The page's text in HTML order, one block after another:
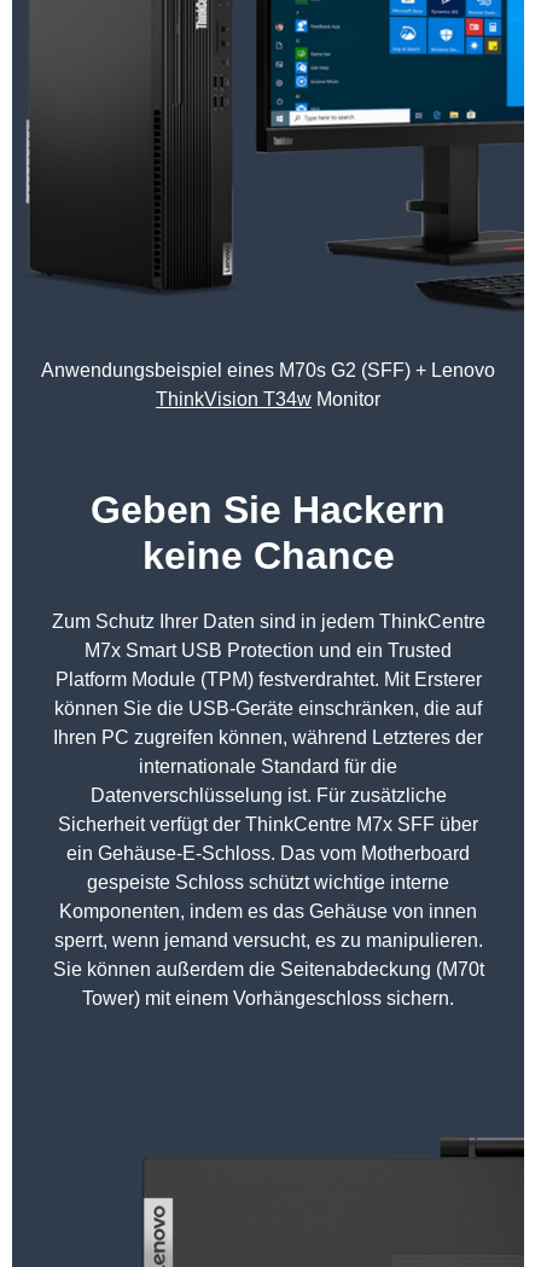
Anwendungsbeispiel eines M70s G2 (SFF) + Lenovo
ThinkVision T34w Monitor
Geben Sie Hackern
keine Chance
Zum Schutz Ihrer Daten sind in jedem ThinkCentre
M7x Smart USB Protection und ein Trusted
Platform Module (TPM) festverdrahtet. Mit Ersterer
können Sie die USB-Geräte einschränken, die auf
Ihren PC zugreifen können, während Letzteres der
internationale Standard für die
Datenverschlüsselung ist. Für zusätzliche
Sicherheit verfügt der ThinkCentre M7x SFF über
ein Gehäuse-E-Schloss. Das vom Motherboard
gespeiste Schloss schützt wichtige interne
Komponenten, indem es das Gehäuse von innen
sperrt, wenn jemand versucht, es zu manipulieren.
Sie können außerdem die Seitenabdeckung (M70t
Tower) mit einem Vorhängeschloss sichern.